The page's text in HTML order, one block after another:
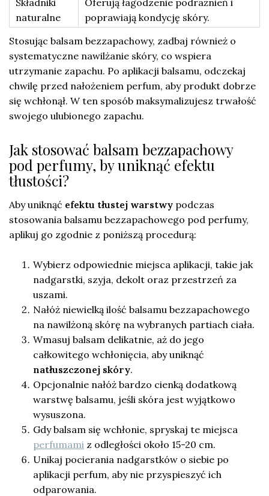
naturalne
poprawiają kondycję skóry.
Stosując balsam bezzapachowy, zadbaj również o
systematyczne nawilżanie skóry, co wspiera
utrzymanie zapachu. Po aplikacji balsamu, odczekaj
chwilę przed nałożeniem perfum, aby produkt dobrze
się wchłonął. W ten sposób maksymalizujesz trwałość
swojego ulubionego zapachu.
Jak stosować balsam bezzapachowy
pod perfumy, by uniknąć efektu
tłustości?
Aby uniknąć efektu tłustej warstwy podczas
stosowania balsamu bezzapachowego pod perfumy,
aplikuj go zgodnie z poniższą procedurą:
Wybierz odpowiednie miejsca aplikacji, takie jak
nadgarstki, szyja, dekolt oraz przestrzeń za
uszami.
Nałóż niewielką ilość balsamu bezzapachowego
na nawilżoną skórę na wybranych partiach ciała.
Wmasuj balsam delikatnie, aż do jego
całkowitego wchłonięcia, aby uniknąć
natłuszczonej skóry.
Opcjonalnie nałóż bardzo cienką dodatkową
warstwę balsamu, jeśli skóra jest wyjątkowo
wysuszona.
Gdy balsam się wchłonie, spryskaj te miejsca
perfumami z odległości około 15-20 cm.
Unikaj pocierania nadgarstków o siebie po
aplikacji perfum, aby nie przyspieszyć ich
odparowania.